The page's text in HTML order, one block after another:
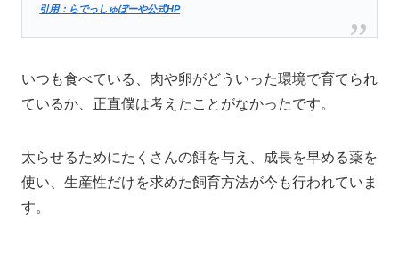
引用：らでっしゅぼーや公式HP
いつも食べている、肉や卵がどういった環境で育てられ
ているか、正直僕は考えたことがなかったです。
太らせるためにたくさんの餌を与え、成長を早める薬を
使い、生産性だけを求めた飼育方法が今も行われていま
す。